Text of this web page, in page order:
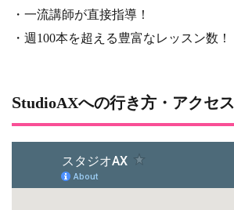
・一流講師が直接指導！
・週100本を超える豊富なレッスン数！
StudioAXへの行き方・アクセス